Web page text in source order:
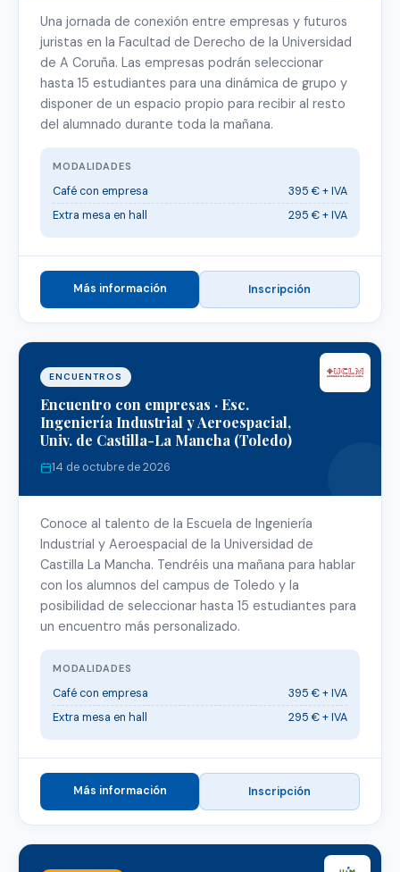
Una jornada de conexión entre empresas y futuros
juristas en la Facultad de Derecho de la Universidad
de A Coruña. Las empresas podrán seleccionar
hasta 15 estudiantes para una dinámica de grupo y
disponer de un espacio propio para recibir al resto
del alumnado durante toda la mañana.
MODALIDADES
Café con empresa
395 € + IVA
Extra mesa en hall
295 € + IVA
Más información Inscripción
ENCUENTROS
Encuentro con empresas · Esc.
Ingeniería Industrial y Aeroespacial,
Univ. de Castilla-La Mancha (Toledo)
14 de octubre de 2026
Conoce al talento de la Escuela de Ingeniería
Industrial y Aeroespacial de la Universidad de
Castilla La Mancha. Tendréis una mañana para hablar
con los alumnos del campus de Toledo y la
posibilidad de seleccionar hasta 15 estudiantes para
un encuentro más personalizado.
MODALIDADES
Café con empresa
395 € + IVA
Extra mesa en hall
295 € + IVA
Más información Inscripción